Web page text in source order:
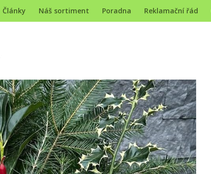
Články Náš sortiment Poradna Reklamační řád